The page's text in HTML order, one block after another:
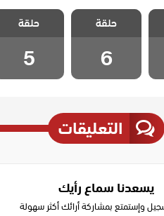
مسلسل اسمه
حب الحلقة 6
حلقة
6
مسلسل
حب الحلقة 5
حلقة
5
التعليقات
يسعدنا سماع رأيك
وإستمتع بمشاركة أرائك أكثر سهولة